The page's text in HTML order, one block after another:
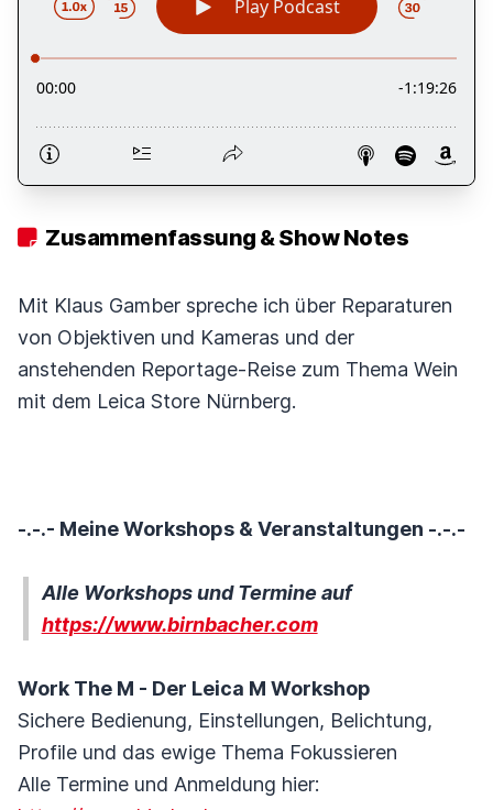
Zusammenfassung & Show Notes
Mit Klaus Gamber spreche ich über Reparaturen
von Objektiven und Kameras und der
anstehenden Reportage-Reise zum Thema Wein
mit dem Leica Store Nürnberg.
-.-.- Meine Workshops & Veranstaltungen -.-.-
Alle Workshops und Termine auf
https://www.birnbacher.com
Work The M - Der Leica M Workshop
Sichere Bedienung, Einstellungen, Belichtung,
Profile und das ewige Thema Fokussieren
Alle Termine und Anmeldung hier: